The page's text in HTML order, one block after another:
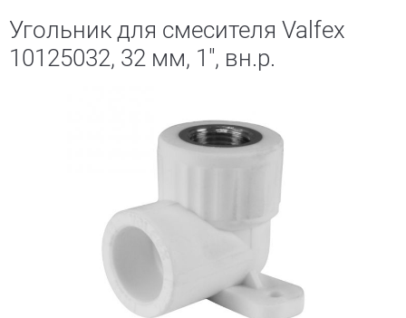
Угольник для смесителя Valfex
10125032, 32 мм, 1", вн.р.